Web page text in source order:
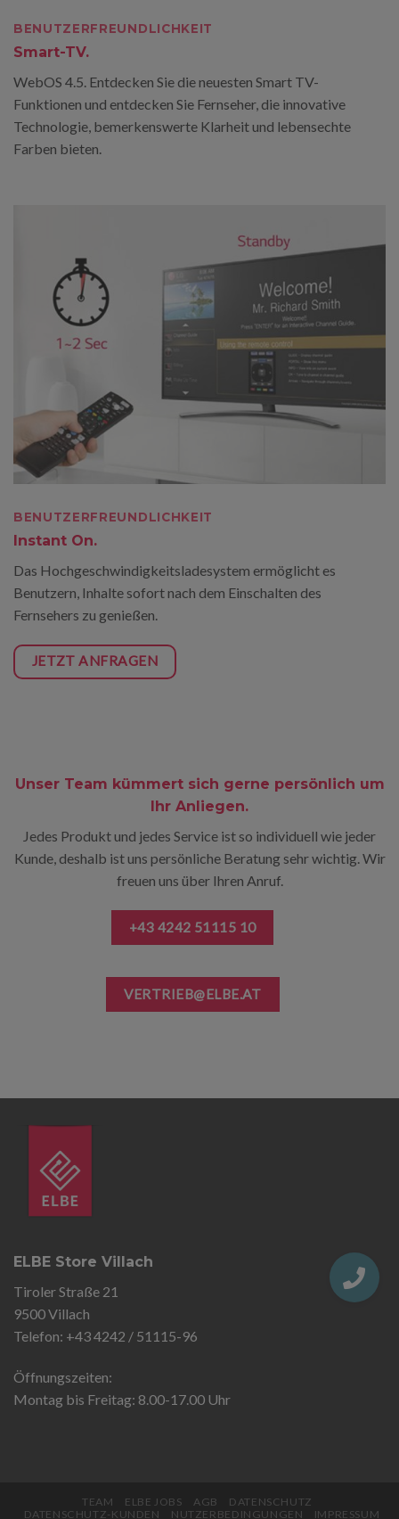
BENUTZERFREUNDLICHKEIT
Smart-TV.
WebOS 4.5. Entdecken Sie die neuesten Smart TV-
Funktionen und entdecken Sie Fernseher, die innovative
Technologie, bemerkenswerte Klarheit und lebensechte
Farben bieten.
BENUTZERFREUNDLICHKEIT
Instant On.
Das Hochgeschwindigkeitsladesystem ermöglicht es
Benutzern, Inhalte sofort nach dem Einschalten des
Fernsehers zu genießen.
JETZT ANFRAGEN
Unser Team kümmert sich gerne persönlich um
Ihr Anliegen.
Jedes Produkt und jedes Service ist so individuell wie jeder
Kunde, deshalb ist uns persönliche Beratung sehr wichtig. Wir
freuen uns über Ihren Anruf.
+43 4242 51115 10
VERTRIEB@ELBE.AT
ELBE Store Villach
Tiroler Straße 21
9500 Villach
Telefon: +43 4242 / 51115-96
Öffnungszeiten:
Montag bis Freitag: 8.00-17.00 Uhr
TEAM ELBE JOBS AGB
DATENSCHUTZ
DATENSCHUTZ-KUNDEN
NUTZERBEDINGUNGEN IMPRESSUM